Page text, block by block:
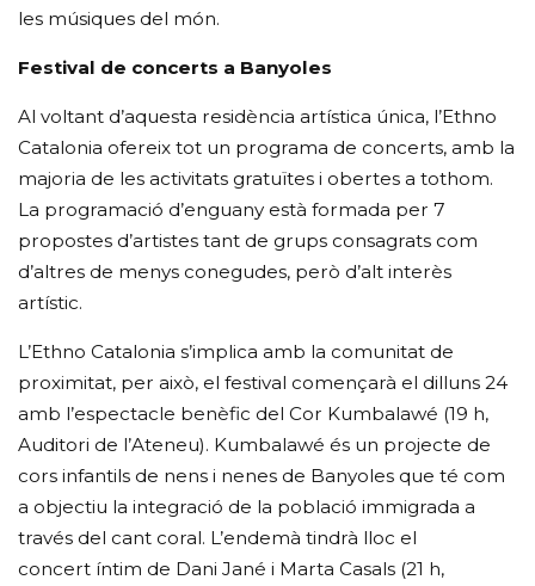
les músiques del món.
Festival de concerts a Banyoles
Al voltant d’aquesta residència artística única, l’Ethno
Catalonia ofereix tot un programa de concerts, amb la
majoria de les activitats gratuïtes i obertes a tothom.
La programació d’enguany està formada per 7
propostes d’artistes tant de grups consagrats com
d’altres de menys conegudes, però d’alt interès
artístic.
L’Ethno Catalonia s’implica amb la comunitat de
proximitat, per això, el festival començarà el dilluns 24
amb l’espectacle benèfic del Cor Kumbalawé (19 h,
Auditori de l’Ateneu). Kumbalawé és un projecte de
cors infantils de nens i nenes de Banyoles que té com
a objectiu la integració de la població immigrada a
través del cant coral. L’endemà tindrà lloc el
concert íntim de Dani Jané i Marta Casals (21 h,